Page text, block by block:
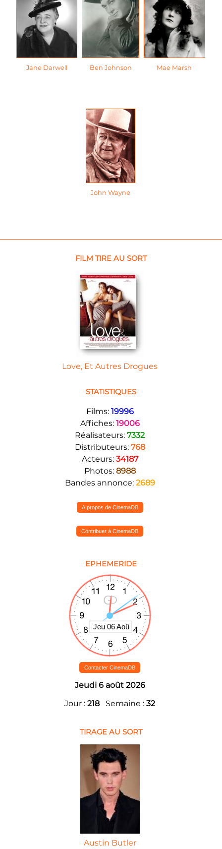
Jane Darwell Ben Johnson Mae Marsh
John Wayne
FILM TIRE AU SORT
Love, Et Autres Drogues
STATISTIQUES
Films: 19996
Affiches: 19006
Réalisateurs: 7332
Distributeurs: 768
Acteurs: 34187
Photos: 8988
Bandes annonce: 2689
A propos de CinemaDB
Contribuer à CinemaDB
EPHEMERIDE
Contacter CinemaDB
Jeudi 6 août 2026
Jour : 218 Semaine : 32
TIRAGE AU SORT
Austin Butler